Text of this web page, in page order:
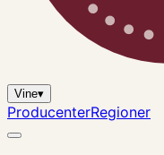
Vine▾
ProducenterRegioner